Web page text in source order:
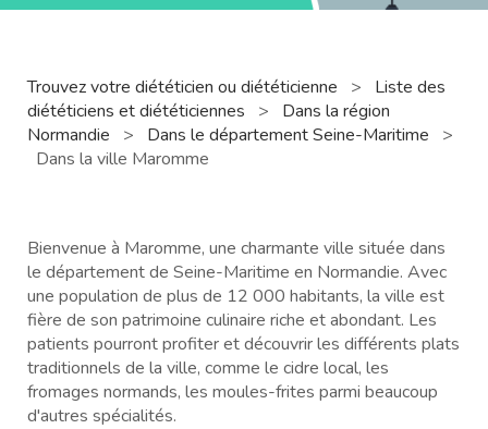
Trouvez votre diététicien ou diététicienne >
Liste des
diététiciens et diététiciennes
>
Dans la région
Normandie
> Dans le département Seine-Maritime
>
Dans la ville Maromme
Bienvenue à Maromme, une charmante ville située dans
le département de Seine-Maritime en Normandie. Avec
une population de plus de 12 000 habitants, la ville est
fière de son patrimoine culinaire riche et abondant. Les
patients pourront profiter et découvrir les différents plats
traditionnels de la ville, comme le cidre local, les
fromages normands, les moules-frites parmi beaucoup
d'autres spécialités.